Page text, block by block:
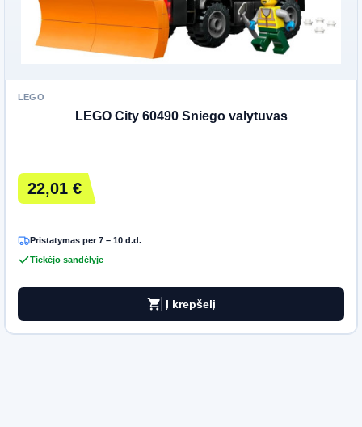
LEGO
LEGO City 60490 Sniego valytuvas
22,01 €
Pristatymas per 7 – 10 d.d.
Tiekėjo sandėlyje
shopping_cart Į krepšelį